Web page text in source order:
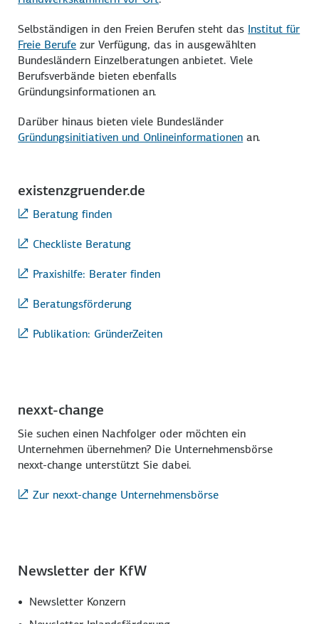
Selbständigen in den Freien Berufen steht das Institut für
Freie Berufe zur Verfügung, das in ausgewählten
Bundesländern Einzelberatungen anbietet. Viele
Berufsverbände bieten ebenfalls
Gründungsinformationen an.
Darüber hinaus bieten viele Bundesländer
Gründungsinitiativen und Onlineinformationen an.
existenzgruender.de
Beratung finden
Checkliste Beratung
Praxishilfe: Berater finden
Beratungsförderung
Publikation: GründerZeiten
nexxt-change
Sie suchen einen Nachfolger oder möchten ein
Unternehmen übernehmen? Die Unternehmensbörse
nexxt-change unterstützt Sie dabei.
Zur nexxt-change Unternehmensbörse
Newsletter der KfW
Newsletter Konzern